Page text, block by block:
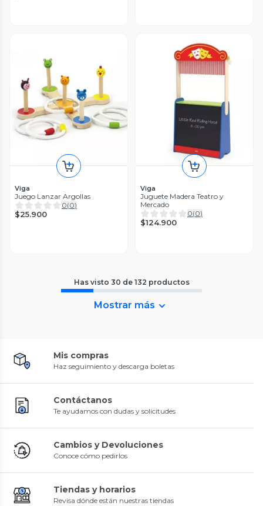
Viga
Juego Lanzar Argollas
0(0)
$25.900
Viga
Juguete Madera Teatro y
Mercado
0(0)
$124.900
Has visto 30 de 132 productos
Mostrar más
Mis compras
Haz seguimiento y descarga boletas
Contáctanos
Te ayudamos con dudas y solicitudes
Cambios y Devoluciones
Conoce cómo pedirlos
Tiendas y horarios
Revisa dónde están nuestras tiendas